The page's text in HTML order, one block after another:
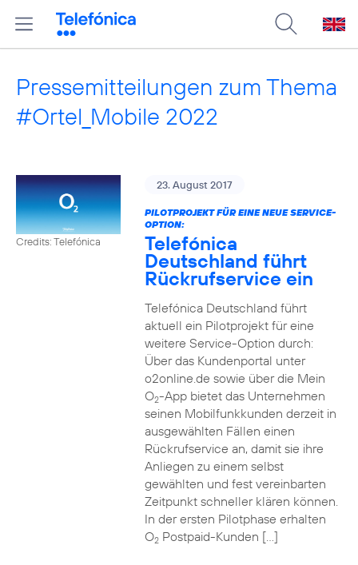
Pressemitteilungen zum Thema
#Ortel_Mobile 2022
Credits: Telefónica
23. August 2017
PILOTPROJEKT FÜR EINE NEUE SERVICE-
OPTION:
Telefónica
Deutschland führt
Rückrufservice ein
Telefónica Deutschland führt
aktuell ein Pilotprojekt für eine
weitere Service-Option durch:
Über das Kundenportal unter
o2online.de sowie über die Mein
O2-App bietet das Unternehmen
seinen Mobilfunkkunden derzeit in
ausgewählten Fällen einen
Rückrufservice an, damit sie ihre
Anliegen zu einem selbst
gewählten und fest vereinbarten
Zeitpunkt schneller klären können.
In der ersten Pilotphase erhalten
O2Postpaid-Kunden […]